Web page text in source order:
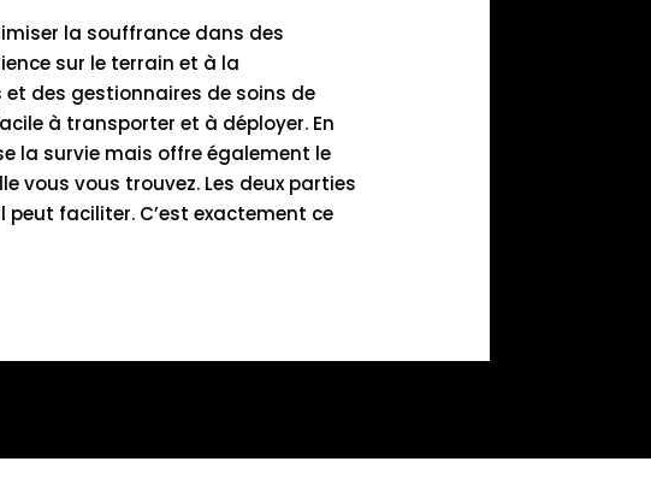
la souffrance dans des
sur le terrain et à la
des gestionnaires de soins de
à transporter et à déployer. En
la survie mais offre également le
vous vous trouvez. Les deux parties
faciliter. C’est exactement ce